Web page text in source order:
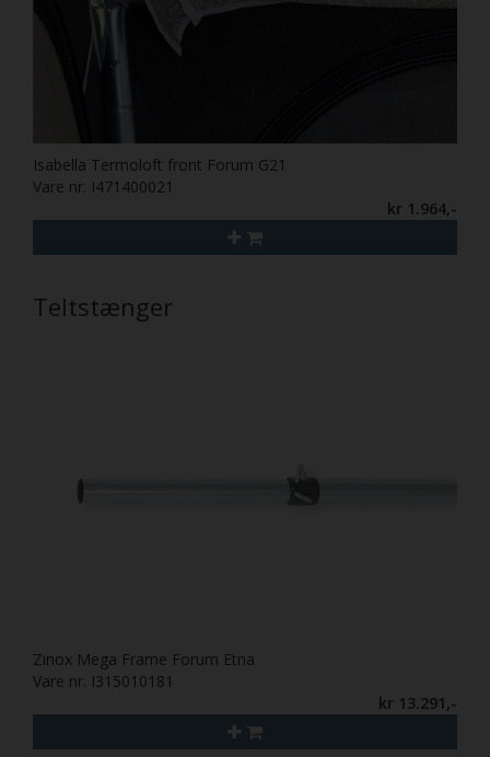
Isabella Termoloft front Forum G21
Vare nr. I471400021
kr 1.964,-
Teltstænger
Zinox Mega Frame Forum Etna
Vare nr. I315010181
kr 13.291,-